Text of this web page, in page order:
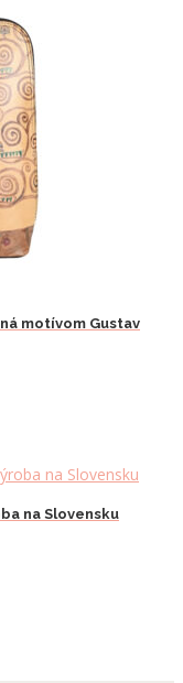
motívom Gustav
na Slovensku